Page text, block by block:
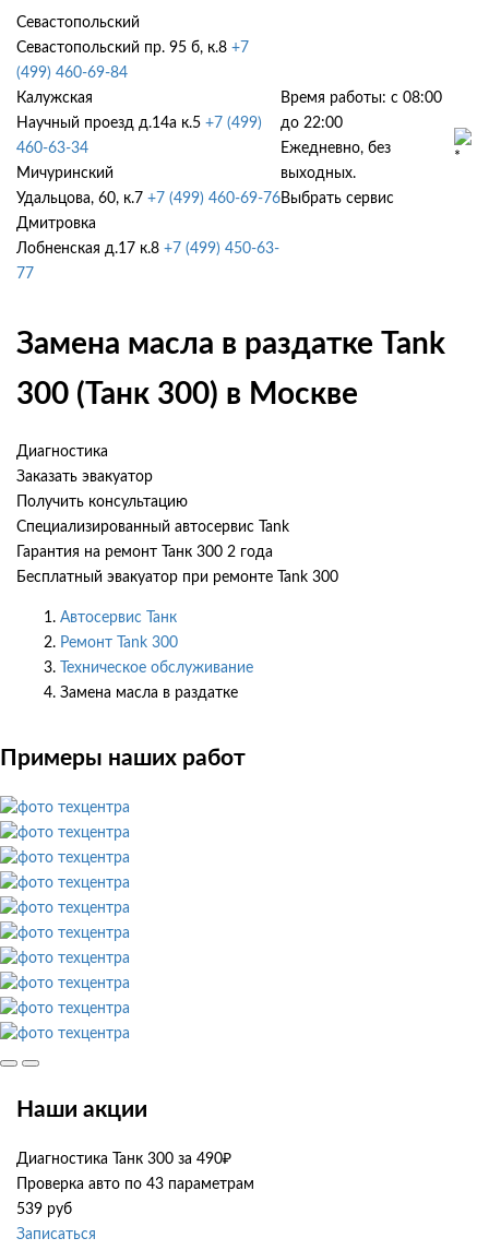
Севастопольский
Севастопольский пр. 95 б, к.8 +7
(499) 460-69-84
Калужская
Научный проезд д.14а к.5 +7 (499)
460-63-34
Мичуринский
Удальцова, 60, к.7 +7 (499) 460-69-76
Дмитровка
Лобненская д.17 к.8 +7 (499) 450-63-
77
Время работы: с 08:00
до 22:00
Ежедневно, без
выходных.
Выбрать сервис
Замена масла в раздатке Tank
300 (Танк 300) в Москве
Диагностика
Заказать эвакуатор
Получить консультацию
Специализированный автосервис Tank
Гарантия на ремонт Танк 300 2 года
Бесплатный эвакуатор при ремонте Tank 300
Автосервис Танк
Ремонт Tank 300
Техническое обслуживание
Замена масла в раздатке
Примеры наших работ
Наши акции
Диагностика Танк 300 за 490₽
Проверка авто по 43 параметрам
539 руб
Записаться